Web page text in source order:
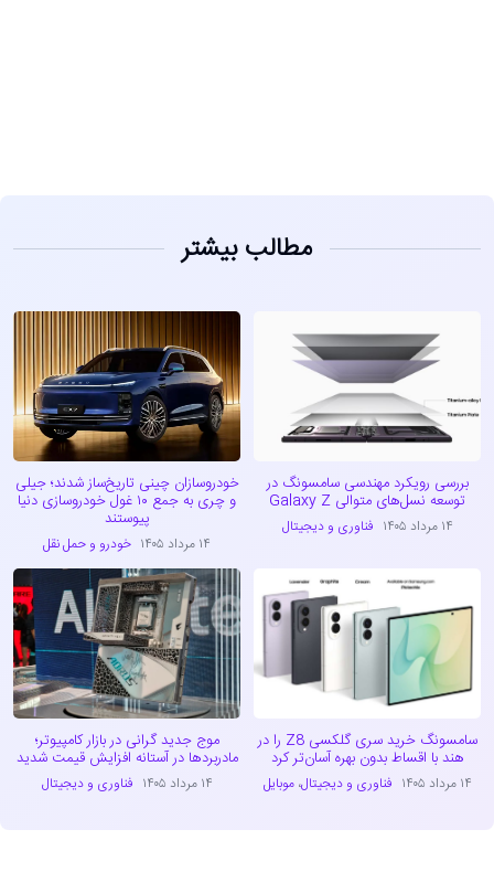
مطالب بیشتر
بررسی رویکرد مهندسی سامسونگ در
توسعه نسل‌های متوالی Galaxy Z
۱۴ مرداد ۱۴۰۵ فناوری و دیجیتال
خودروسازان چینی تاریخ‌ساز شدند؛ جیلی
و چری به جمع ۱۰ غول خودروسازی دنیا
پیوستند
۱۴ مرداد ۱۴۰۵ خودرو و حمل نقل
سامسونگ خرید سری گلکسی Z8 را در
هند با اقساط بدون بهره آسان‌تر کرد
۱۴ مرداد ۱۴۰۵ فناوری و دیجیتال،موبایل
موج جدید گرانی در بازار کامپیوتر؛
مادربردها در آستانه افزایش قیمت شدید
۱۴ مرداد ۱۴۰۵ فناوری و دیجیتال